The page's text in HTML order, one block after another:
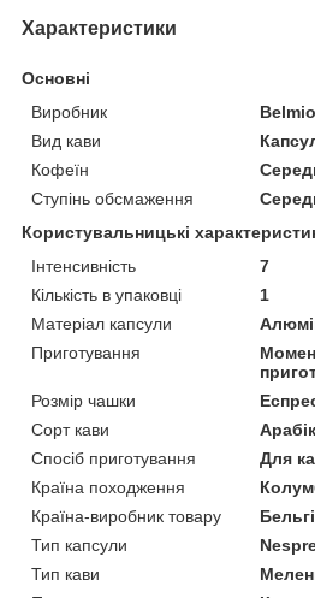
Характеристики
Основні
Виробник
Belmio
Вид кави
Кофеїн
Ступінь обсмаження
Користувальницькі
Інтенсивність
7
Кількість в упаковці
1
Матеріал капсули
Приготування
Розмір чашки
Сорт кави
Спосіб приготування
Для
Країна походження
Країна-виробник товару
Тип капсули
Тип кави